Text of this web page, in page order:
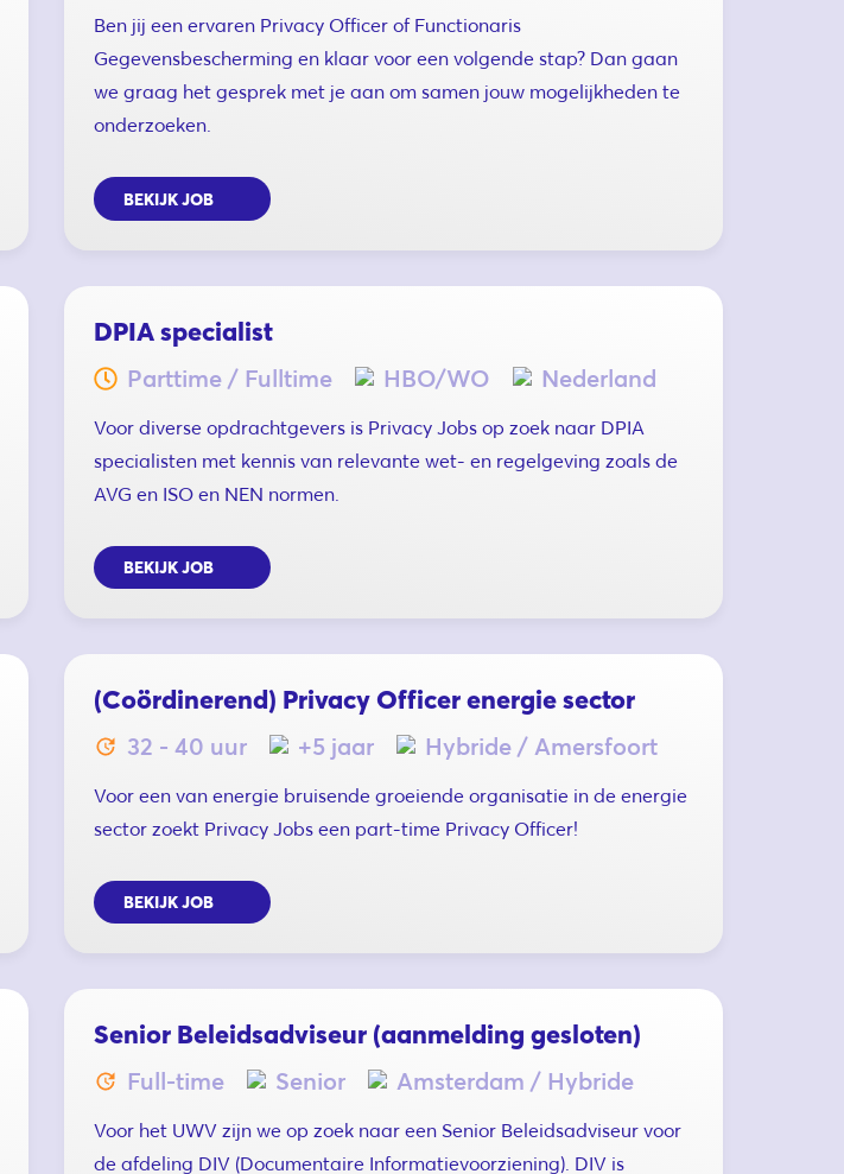
Ben jij een ervaren Privacy Officer of Functionaris
Gegevensbescherming en klaar voor een volgende stap? Dan gaan
we graag het gesprek met je aan om samen jouw mogelijkheden te
onderzoeken.
BEKIJK JOB
DPIA specialist
Parttime / Fulltime HBO/WO Nederland
Voor diverse opdrachtgevers is Privacy Jobs op zoek naar DPIA
specialisten met kennis van relevante wet- en regelgeving zoals de
AVG en ISO en NEN normen.
BEKIJK JOB
(Coördinerend) Privacy Officer energie sector
32 - 40 uur +5 jaar Hybride / Amersfoort
Voor een van energie bruisende groeiende organisatie in de energie
sector zoekt Privacy Jobs een part-time Privacy Officer!
BEKIJK JOB
Senior Beleidsadviseur (aanmelding gesloten)
Full-time Senior Amsterdam / Hybride
Voor het UWV zijn we op zoek naar een Senior Beleidsadviseur voor
de afdeling DIV (Documentaire Informatievoorziening). DIV is